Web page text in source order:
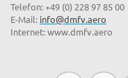
Telefon: +49 (0) 228 97 85 00
E-Mail: info@dmfv.aero
Internet: www.dmfv.aero